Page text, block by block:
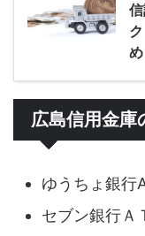
め
広島信用金庫
ゆうちょ銀行
セブン銀行Ａ